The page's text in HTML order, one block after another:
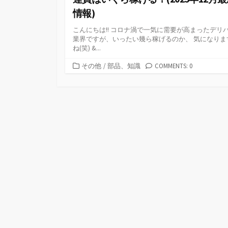
情報)
こんにちは!! コロナ渦で一気に需要が高まったデリ
業界ですが、いったい幾ら稼げるのか、 気になりま
ね(笑) &...
カその他 / 部品、知識 COMMENTS: 0